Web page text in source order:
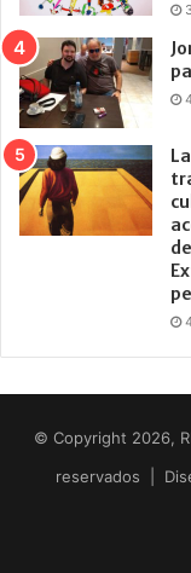
© Copyright 2026,
reservados |